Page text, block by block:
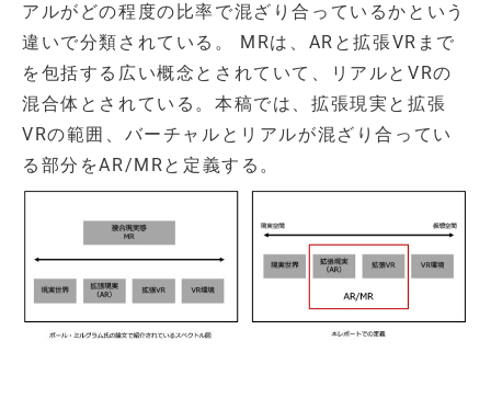
アルがどの程度の比率で混ざり合っているかという
違いで分類されている。 MRは、ARと拡張VRまで
を包括する広い概念とされていて、リアルとVRの
混合体とされている。本稿では、拡張現実と拡張
VRの範囲、バーチャルとリアルが混ざり合ってい
る部分をAR/MRと定義する。